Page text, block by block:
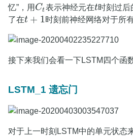
忆”，用 Ct
Ct 表示神经元在t
t 时刻过后
了在t + 1
t+1 时刻前神经网络对于所
接下来我们会看一下LSTM四个函
LSTM_1 遗忘门
对于上一时刻LSTM中的单元状态